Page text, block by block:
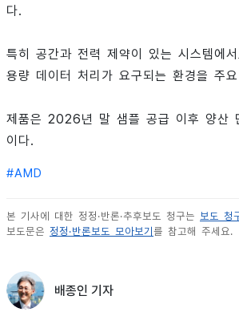
다.
특히 공간과 전력 제약이 있는 시스템에
용량 데이터 처리가 요구되는 환경을 주
제품은 2026년 말 샘플 공급 이후 양산
이다.
#AMD
본 기사에 대한 정정·반론·추후보도 청구는 보도 청
보도문은 정정·반론보도 모아보기 를 참고해 주세요.
배종인 기자